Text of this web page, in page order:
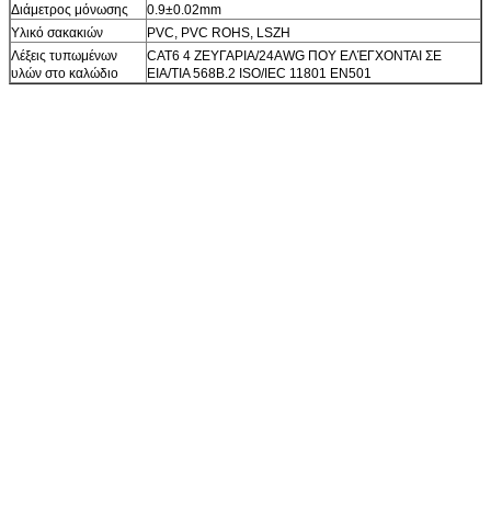
Διάμετρος μόνωσης
0.9±0.02mm
Υλικό σακακιών
PVC, PVC ROHS, LSZH
Λέξεις τυπωμένων
υλών στο καλώδιο
CAT6 4 ΖΕΥΓΑΡΙΑ/24AWG ΠΟΥ ΕΛΈΓΧΟΝΤΑΙ ΣΕ
EIA/TIA 568B.2 ISO/IEC 11801 EN501